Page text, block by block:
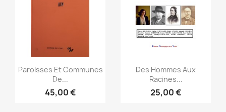
Snabbvy
Paroisses Et Communes
De...
45,00 €
Snabbvy
Des Hommes Aux
Racines...
25,00 €